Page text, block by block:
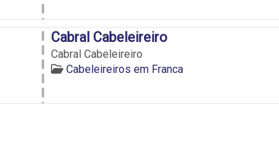
Cabral Cabeleireiro
Cabral Cabeleireiro
Cabeleireiros em Franca